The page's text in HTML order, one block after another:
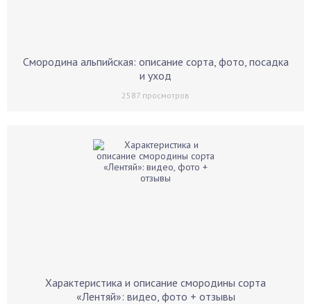
Смородина альпийская: описание сорта, фото, посадка
и уход
2587 просмотров
Характеристика и описание смородины сорта
«Лентяй»: видео, фото + отзывы